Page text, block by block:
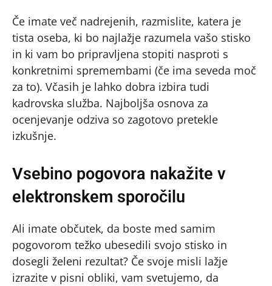
Če imate več nadrejenih, razmislite, katera je
tista oseba, ki bo najlažje razumela vašo stisko
in ki vam bo pripravljena stopiti nasproti s
konkretnimi spremembami (če ima seveda moč
za to). Včasih je lahko dobra izbira tudi
kadrovska služba. Najboljša osnova za
ocenjevanje odziva so zagotovo pretekle
izkušnje.
Vsebino pogovora nakažite v
elektronskem sporočilu
Ali imate občutek, da boste med samim
pogovorom težko ubesedili svojo stisko in
dosegli želeni rezultat? Če svoje misli lažje
izrazite v pisni obliki, vam svetujemo, da